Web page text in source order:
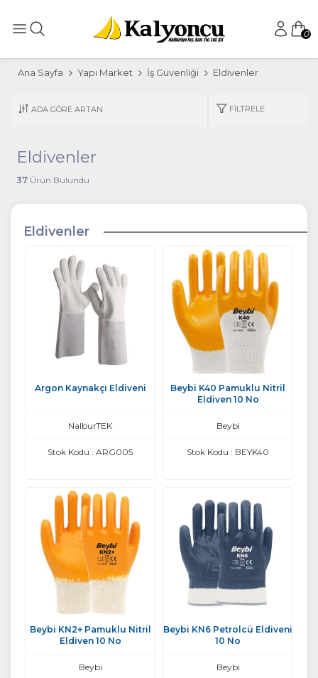
0
Ana Sayfa Yapı Market İş Güvenliği Eldivenler
FILTRELE
Eldivenler
37Ürün Bulundu
Eldivenler
Argon Kaynakçı Eldiveni
NalburTEK
Stok Kodu : ARG005
Beybi K40 Pamuklu Nitril
Eldiven 10 No
Beybi
Stok Kodu : BEYK40
Beybi KN2+ Pamuklu Nitril
Eldiven 10 No
Beybi
Beybi KN6 Petrolcü Eldiveni
10 No
Beybi